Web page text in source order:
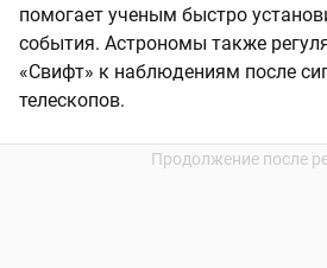
помогает ученым быстро
события. Астрономы также
«Свифт» к наблюдениям после
телескопов.